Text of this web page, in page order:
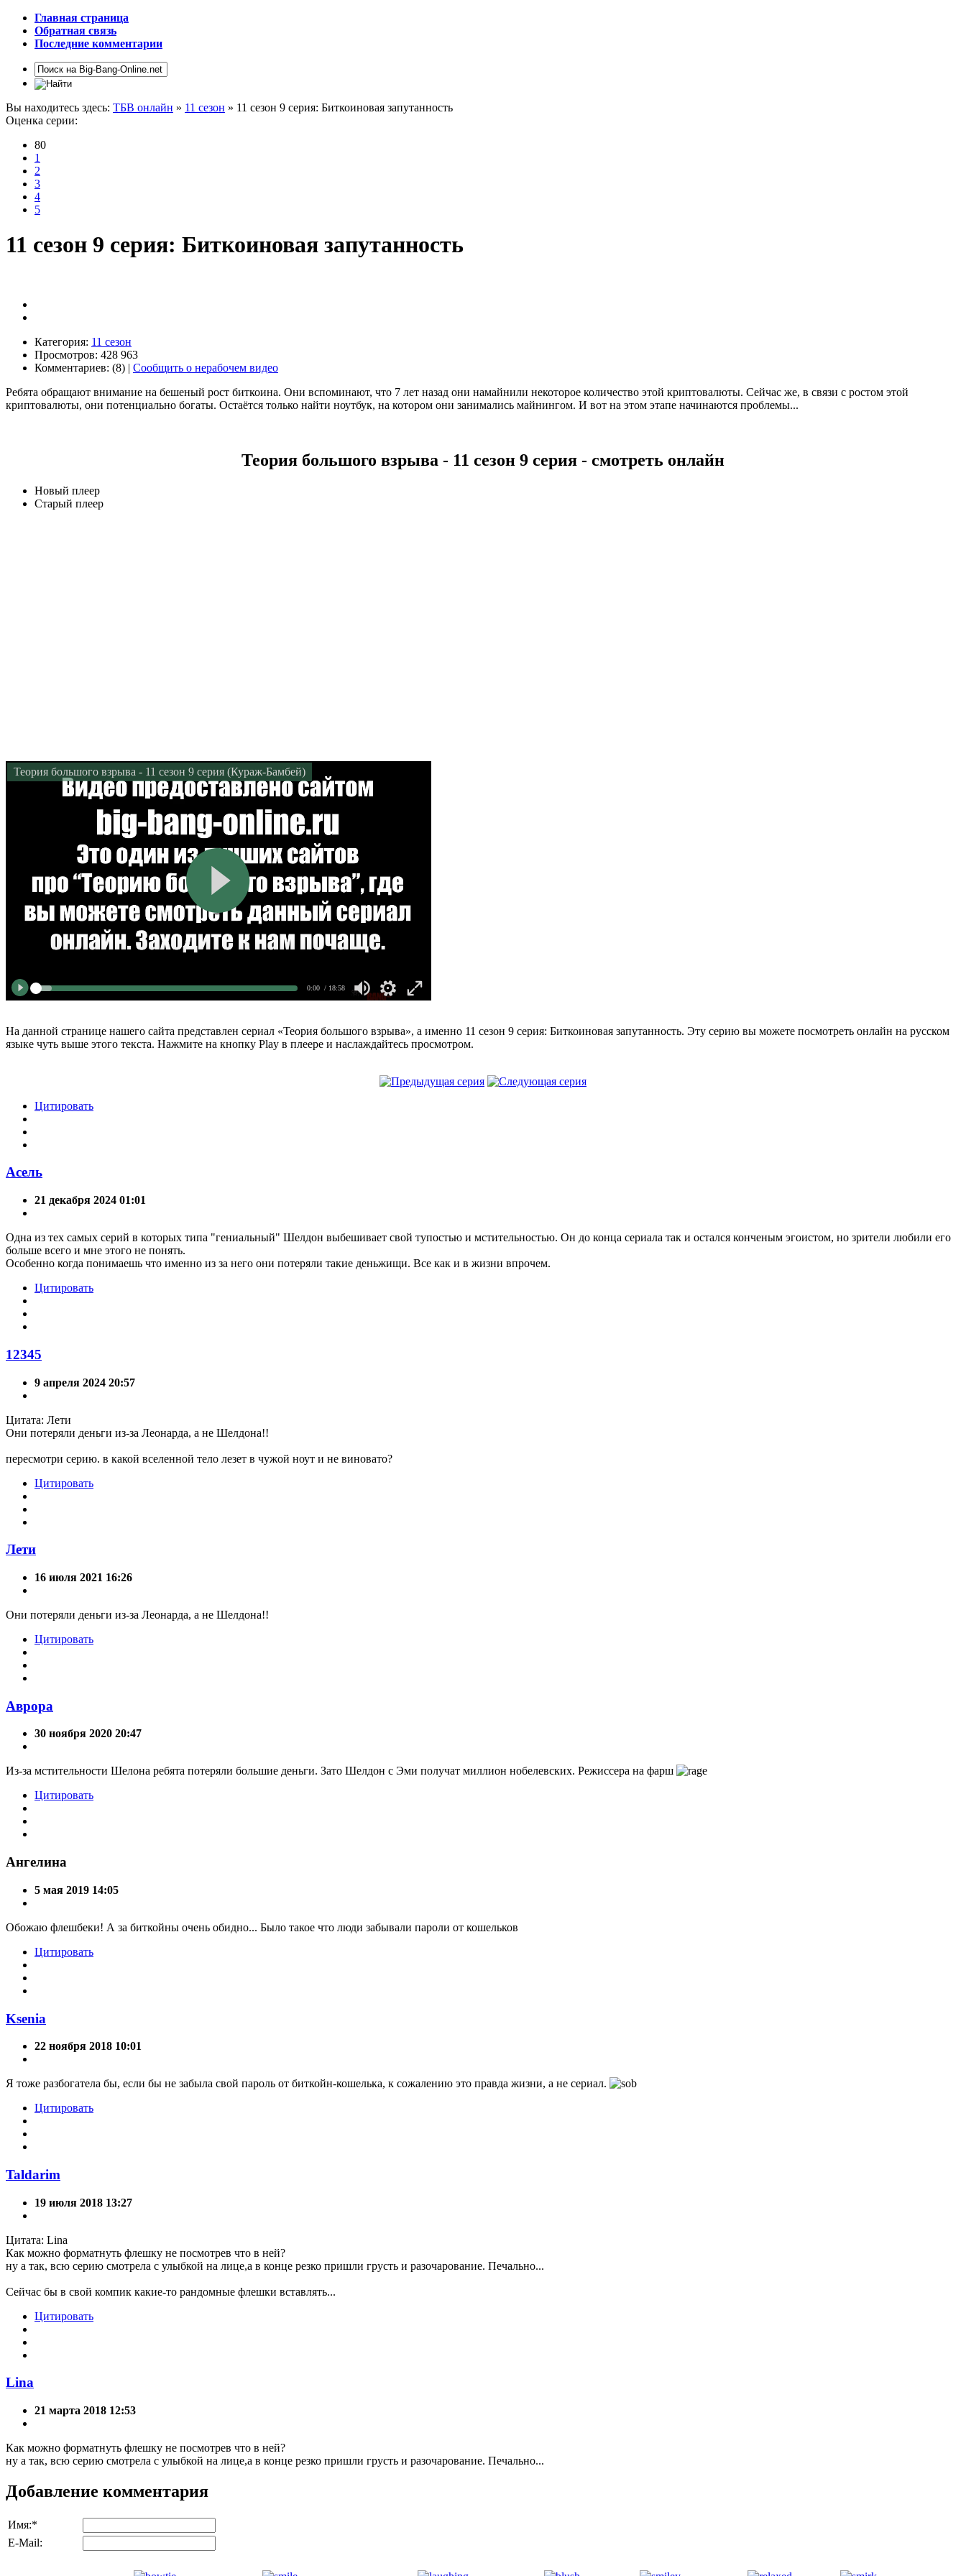
Главная страница
Обратная связь
Последние комментарии
Вы находитесь здесь: ТБВ онлайн » 11 сезон » 11 сезон 9 серия: Биткоиновая запутанность
Оценка серии:
80
1
2
3
4
5
11 сезон 9 серия: Биткоиновая запутанность
Категория: 11 сезон
Просмотров: 428 963
Комментариев: (8) | Сообщить о нерабочем видео
Ребята обращают внимание на бешеный рост биткоина. Они вспоминают, что 7 лет назад они намайнили некоторое количество этой криптовалюты. Сейчас же, в связи с ростом этой
криптовалюты, они потенциально богаты. Остаётся только найти ноутбук, на котором они занимались майнингом. И вот на этом этапе начинаются проблемы...
Теория большого взрыва - 11 сезон 9 серия - смотреть онлайн
Новый плеер
Старый плеер
Теория большого взрыва - 11 сезон 9 серия (Кураж-Бамбей)
0:00 / 18:58
На данной странице нашего сайта представлен сериал «Теория большого взрыва», а именно 11 сезон 9 серия: Биткоиновая запутанность. Эту серию вы можете посмотреть онлайн на русском
языке чуть выше этого текста. Нажмите на кнопку Play в плеере и наслаждайтесь просмотром.
Цитировать
Асель
21 декабря 2024 01:01
Одна из тех самых серий в которых типа "гениальный" Шелдон выбешивает свой тупостью и мстительностью. Он до конца сериала так и остался конченым эгоистом, но зрители любили его
больше всего и мне этого не понять.
Особенно когда понимаешь что именно из за него они потеряли такие деньжищи. Все как и в жизни впрочем.
Цитировать
12345
9 апреля 2024 20:57
Цитата: Лети
Они потеряли деньги из-за Леонарда, а не Шелдона!!
пересмотри серию. в какой вселенной тело лезет в чужой ноут и не виновато?
Цитировать
Лети
16 июля 2021 16:26
Они потеряли деньги из-за Леонарда, а не Шелдона!!
Цитировать
Аврора
30 ноября 2020 20:47
Из-за мстительности Шелона ребята потеряли большие деньги. Зато Шелдон с Эми получат миллион нобелевских. Режиссера на фарш
Цитировать
Ангелина
5 мая 2019 14:05
Обожаю флешбеки! А за биткойны очень обидно... Было такое что люди забывали пароли от кошельков
Цитировать
Ksenia
22 ноября 2018 10:01
Я тоже разбогатела бы, если бы не забыла свой пароль от биткойн-кошелька, к сожалению это правда жизни, а не сериал.
Цитировать
Taldarim
19 июля 2018 13:27
Цитата: Lina
Как можно форматнуть флешку не посмотрев что в ней?
ну а так, всю серию смотрела с улыбкой на лице,а в конце резко пришли грусть и разочарование. Печально...
Сейчас бы в свой компик какие-то рандомные флешки вставлять...
Цитировать
Lina
21 марта 2018 12:53
Как можно форматнуть флешку не посмотрев что в ней?
ну а так, всю серию смотрела с улыбкой на лице,а в конце резко пришли грусть и разочарование. Печально...
Добавление комментария
Имя:*
E-Mail: